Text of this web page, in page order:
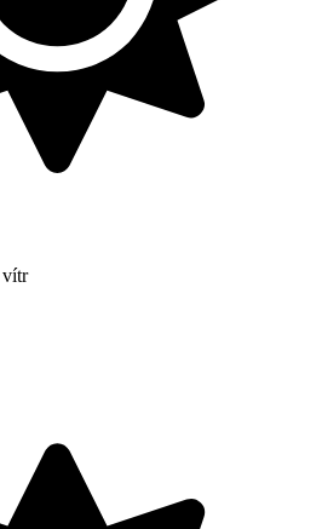
vítr